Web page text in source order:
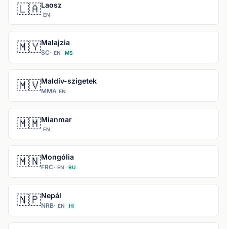
🇱🇦Laosz
EN
🇲🇾Malajzia
SC· EN MS
🇲🇻Maldív-szigetek
MMA EN
🇲🇲Mianmar
EN
🇲🇳Mongólia
FRC· EN RU
🇳🇵Nepál
NRB· EN HI